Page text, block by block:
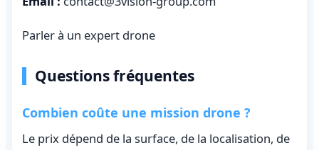
Parler à un expert drone
Questions fréquentes
Combien coûte une mission drone ?
Le prix dépend de la surface, de la localisation, de